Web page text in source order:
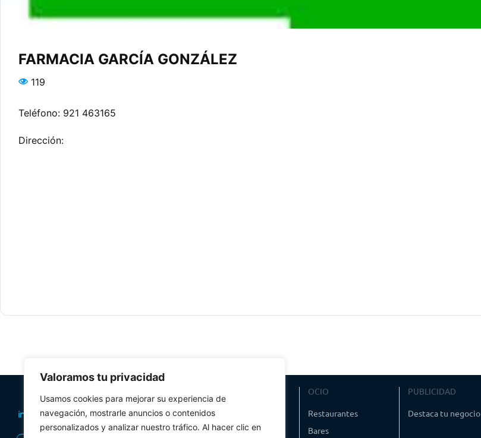
Valoramos tu privacidad
Usamos cookies para mejorar su experiencia de
navegación, mostrarle anuncios o contenidos
personalizados y analizar nuestro tráfico. Al hacer clic en
FARMACIA GARCÍA GONZÁLEZ
119
Teléfono: 921 463165
Dirección:
Oficinas de turismo
Visitas Guiadas
OCIO
Restaurantes
Bares
PUBLICIDAD
Destaca tu negocio